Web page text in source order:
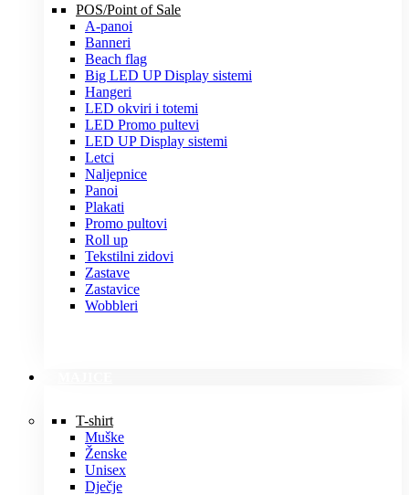
POS/Point of Sale
A-panoi
Banneri
Beach flag
Big LED UP Display sistemi
Hangeri
LED okviri i totemi
LED Promo pultevi
LED UP Display sistemi
Letci
Naljepnice
Panoi
Plakati
Promo pultovi
Roll up
Tekstilni zidovi
Zastave
Zastavice
Wobbleri
T-shirt
Muške
Ženske
Unisex
Dječje